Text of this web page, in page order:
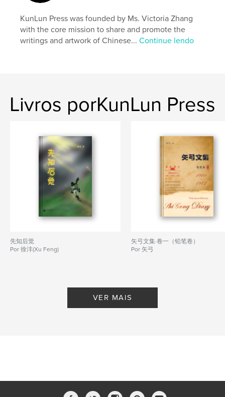
KunLun Press was founded by Ms. Victoria Zhang
with the core mission to share and promote the
writings and artwork of Chinese...Continue lendo
Livros porKunLun Press
先知后觉
Por 徐沣(Xu Feng)
矢弓文集·卷一（铅笔卷）
Por 矢弓
VER MAIS